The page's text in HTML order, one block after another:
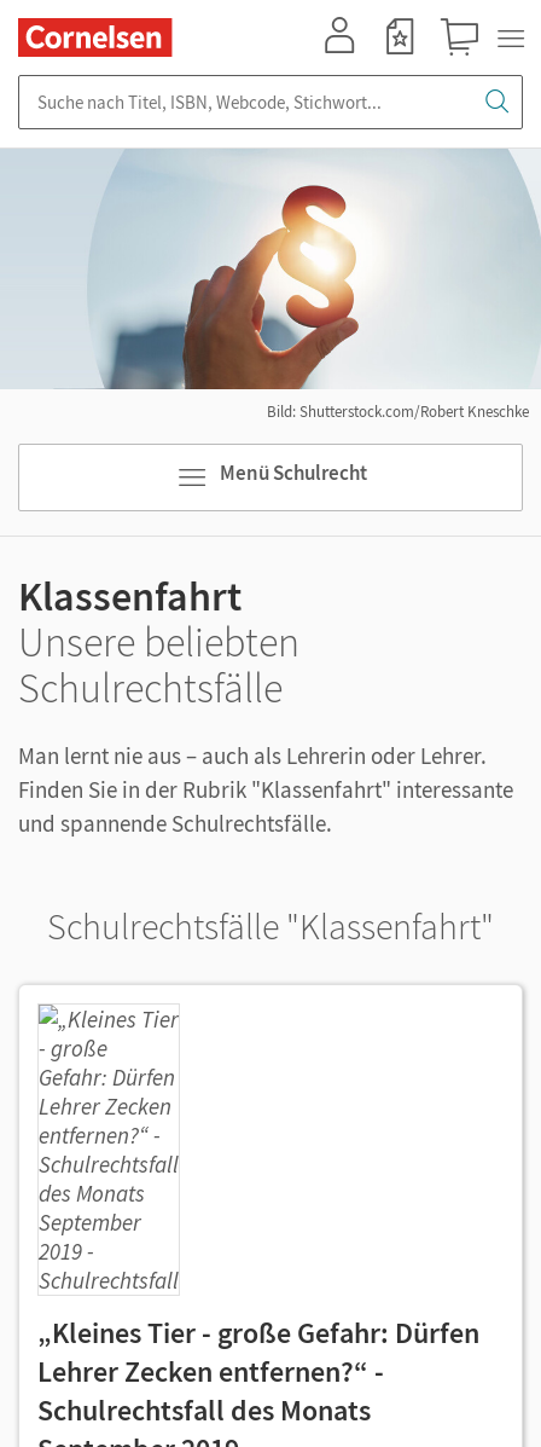
Menü Schulrecht
Bild: Shutterstock.com/Robert Kneschke
Klassenfahrt
Unsere beliebten
Schulrechtsfälle
Man lernt nie aus – auch als Lehrerin oder Lehrer.
Finden Sie in der Rubrik "Klassenfahrt" interessante
und spannende Schulrechtsfälle.
Schulrechtsfälle "Klassenfahrt"
„Kleines Tier - große Gefahr: Dürfen
Lehrer Zecken entfernen?“ -
Schulrechtsfall des Monats